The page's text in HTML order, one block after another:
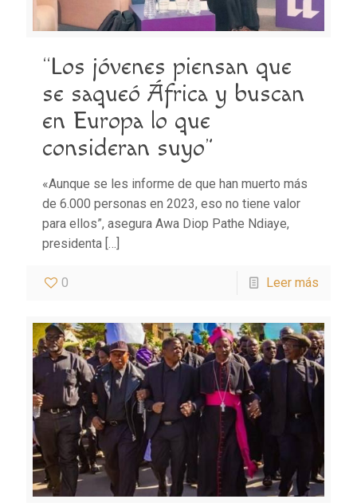
“Los jóvenes piensan que
se saqueó África y buscan
en Europa lo que
consideran suyo”
«Aunque se les informe de que han muerto más
de 6.000 personas en 2023, eso no tiene valor
para ellos”, asegura Awa Diop Pathe Ndiaye,
presidenta […]
0 Leer más